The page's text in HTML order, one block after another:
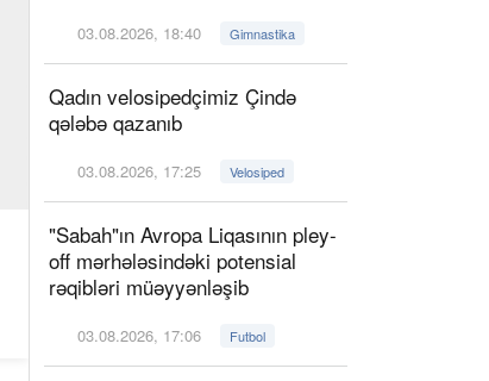
03.08.2026, 18:40 Gimnastika
Qadın velosipedçimiz Çində
qələbə qazanıb
03.08.2026, 17:25 Velosiped
"Sabah"ın Avropa Liqasının pley-
off mərhələsindəki potensial
rəqibləri müəyyənləşib
03.08.2026, 17:06 Futbol